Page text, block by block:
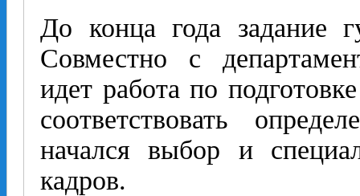
До конца года задание
Совместно с
идет работа по
соответствовать
начался выбор и
кадров.